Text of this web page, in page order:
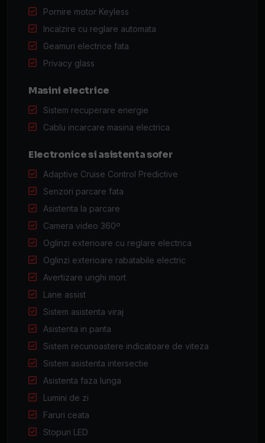
Pornire motor Keyless
Incalzire cu reglare automata
Geamuri electrice fata
Privacy glass
Masini electrice
Sistem recuperare energie
Cablu incarcare masina electrica
Electronice si asistenta sofer
Adaptive Cruise Control Predictive
Senzori parcare fata
Asistenta la parcare
Camera video 360º
Oglinzi exterioare cu reglare electrica
Oglinzi exterioare rabatabile electric
Avertizare unghi mort
Lane assist
Sistem asistenta viraj
Asistenta in panta
Sistem recunoastere indicatoare de viteza
Sistem asistenta intersectie
Asistenta faza lunga
Lumini de zi
Faruri ceata
Stopuri LED